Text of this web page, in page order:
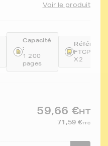
Voir le produit
Capacité
:
1 200
pages
X2
59,66 €HT
71,59 €TTC